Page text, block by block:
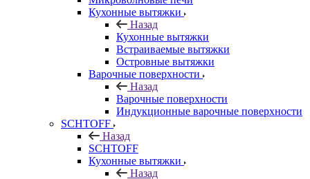
Кухонные вытяжки
Назад
Кухонные вытяжки
Встраиваемые вытяжки
Островные вытяжки
Варочные поверхности
Назад
Варочные поверхности
Индукционные варочные поверхности
SCHTOFF
Назад
SCHTOFF
Кухонные вытяжки
Назад